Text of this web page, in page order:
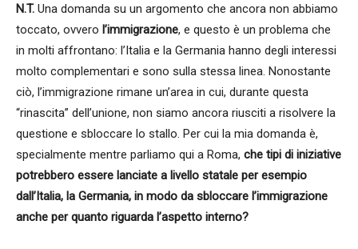
N.T. Una domanda su un argomento che ancora non abbiamo
toccato, ovvero l’immigrazione, e questo è un problema che
in molti affrontano: l’Italia e la Germania hanno degli interessi
molto complementari e sono sulla stessa linea. Nonostante
ciò, l’immigrazione rimane un’area in cui, durante questa
“rinascita” dell’unione, non siamo ancora riusciti a risolvere la
questione e sbloccare lo stallo. Per cui la mia domanda è,
specialmente mentre parliamo qui a Roma, che tipi di iniziative
potrebbero essere lanciate a livello statale per esempio
dall’Italia, la Germania, in modo da sbloccare l’immigrazione
anche per quanto riguarda l’aspetto interno?